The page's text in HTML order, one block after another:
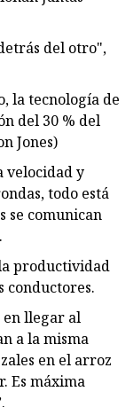
del otro",
la tecnología de
del 30 % del
Jones)
velocidad y
todo está
se comunican
productividad
conductores.
en llegar al
a la misma
en el arroz
Es máxima